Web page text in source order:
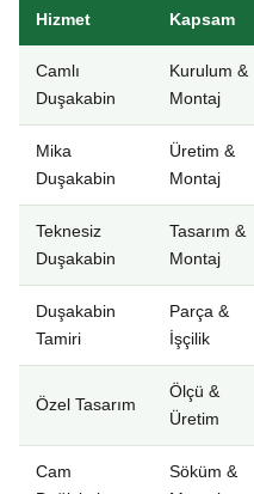
Hizmet Kapsam
Camlı
Duşakabin
Kurulum &
Montaj
Mika
Duşakabin
Üretim &
Montaj
Teknesiz
Duşakabin
Tasarım &
Montaj
Duşakabin
Tamiri
Parça &
İşçilik
Özel Tasarım
Ölçü &
Üretim
Cam
Söküm &